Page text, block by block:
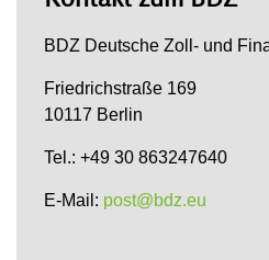
BDZ Deutsche Zoll- und
Friedrichstraße 169
10117 Berlin
Tel.: +49 30 863247640
E-Mail: post@bdz.eu